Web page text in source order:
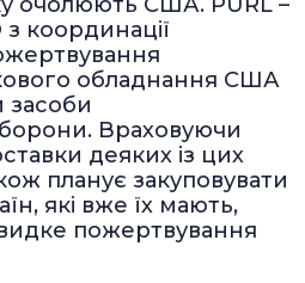
координації
обладнання США
засоби
Враховуючи
деяких із цих
планує закуповувати
які вже їх мають,
пожертвування